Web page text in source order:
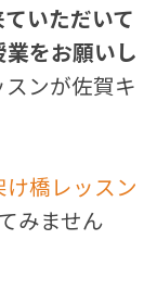
いただいて
をお願いし
ンが佐賀キ
橋レッスン
みません